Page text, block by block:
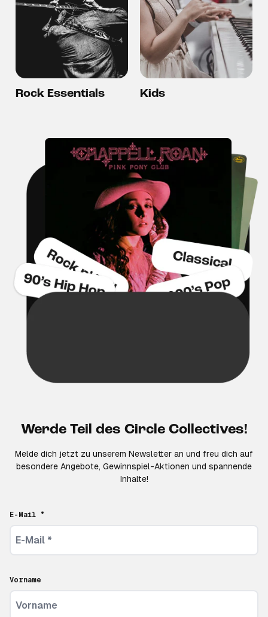
Rock Essentials Kids
Werde Teil des Circle Collectives!
Melde dich jetzt zu unserem Newsletter an und freu dich auf
besondere Angebote, Gewinnspiel-Aktionen und spannende
Inhalte!
E-Mail *
Vorname